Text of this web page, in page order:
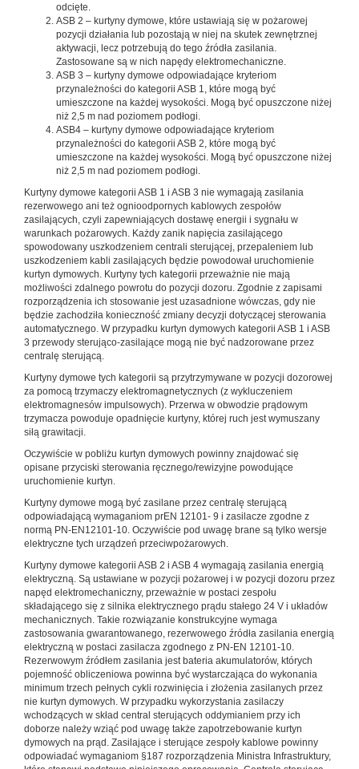
odcięte.
ASB 2 – kurtyny dymowe, które ustawiają się w pożarowej
pozycji działania lub pozostają w niej na skutek zewnętrznej
aktywacji, lecz potrzebują do tego źródła zasilania.
Zastosowane są w nich napędy elektromechaniczne.
ASB 3 – kurtyny dymowe odpowiadające kryteriom
przynależności do kategorii ASB 1, które mogą być
umieszczone na każdej wysokości. Mogą być opuszczone niżej
niż 2,5 m nad poziomem podłogi.
ASB4 – kurtyny dymowe odpowiadające kryteriom
przynależności do kategorii ASB 2, które mogą być
umieszczone na każdej wysokości. Mogą być opuszczone niżej
niż 2,5 m nad poziomem podłogi.
Kurtyny dymowe kategorii ASB 1 i ASB 3 nie wymagają zasilania
rezerwowego ani też ognioodpornych kablowych zespołów
zasilających, czyli zapewniających dostawę energii i sygnału w
warunkach pożarowych. Każdy zanik napięcia zasilającego
spowodowany uszkodzeniem centrali sterującej, przepaleniem lub
uszkodzeniem kabli zasilających będzie powodował uruchomienie
kurtyn dymowych. Kurtyny tych kategorii przeważnie nie mają
możliwości zdalnego powrotu do pozycji dozoru. Zgodnie z zapisami
rozporządzenia ich stosowanie jest uzasadnione wówczas, gdy nie
będzie zachodziła konieczność zmiany decyzji dotyczącej sterowania
automatycznego. W przypadku kurtyn dymowych kategorii ASB 1 i ASB
3 przewody sterująco-zasilające mogą nie być nadzorowane przez
centralę sterującą.
Kurtyny dymowe tych kategorii są przytrzymywane w pozycji dozorowej
za pomocą trzymaczy elektromagnetycznych (z wykluczeniem
elektromagnesów impulsowych). Przerwa w obwodzie prądowym
trzymacza powoduje opadnięcie kurtyny, której ruch jest wymuszany
siłą grawitacji.
Oczywiście w pobliżu kurtyn dymowych powinny znajdować się
opisane przyciski sterowania ręcznego/rewizyjne powodujące
uruchomienie kurtyn.
Kurtyny dymowe mogą być zasilane przez centralę sterującą
odpowiadającą wymaganiom prEN 12101- 9 i zasilacze zgodne z
normą PN-EN12101-10. Oczywiście pod uwagę brane są tylko wersje
elektryczne tych urządzeń przeciwpożarowych.
Kurtyny dymowe kategorii ASB 2 i ASB 4 wymagają zasilania energią
elektryczną. Są ustawiane w pozycji pożarowej i w pozycji dozoru przez
napęd elektromechaniczny, przeważnie w postaci zespołu
składającego się z silnika elektrycznego prądu stałego 24 V i układów
mechanicznych. Takie rozwiązanie konstrukcyjne wymaga
zastosowania gwarantowanego, rezerwowego źródła zasilania energią
elektryczną w postaci zasilacza zgodnego z PN-EN 12101-10.
Rezerwowym źródłem zasilania jest bateria akumulatorów, których
pojemność obliczeniowa powinna być wystarczająca do wykonania
minimum trzech pełnych cykli rozwinięcia i złożenia zasilanych przez
nie kurtyn dymowych. W przypadku wykorzystania zasilaczy
wchodzących w skład central sterujących oddymianiem przy ich
doborze należy wziąć pod uwagę także zapotrzebowanie kurtyn
dymowych na prąd. Zasilające i sterujące zespoły kablowe powinny
odpowiadać wymaganiom §187 rozporządzenia Ministra Infrastruktury,